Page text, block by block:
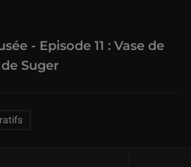
- Episode 11 : Vase de
Suger